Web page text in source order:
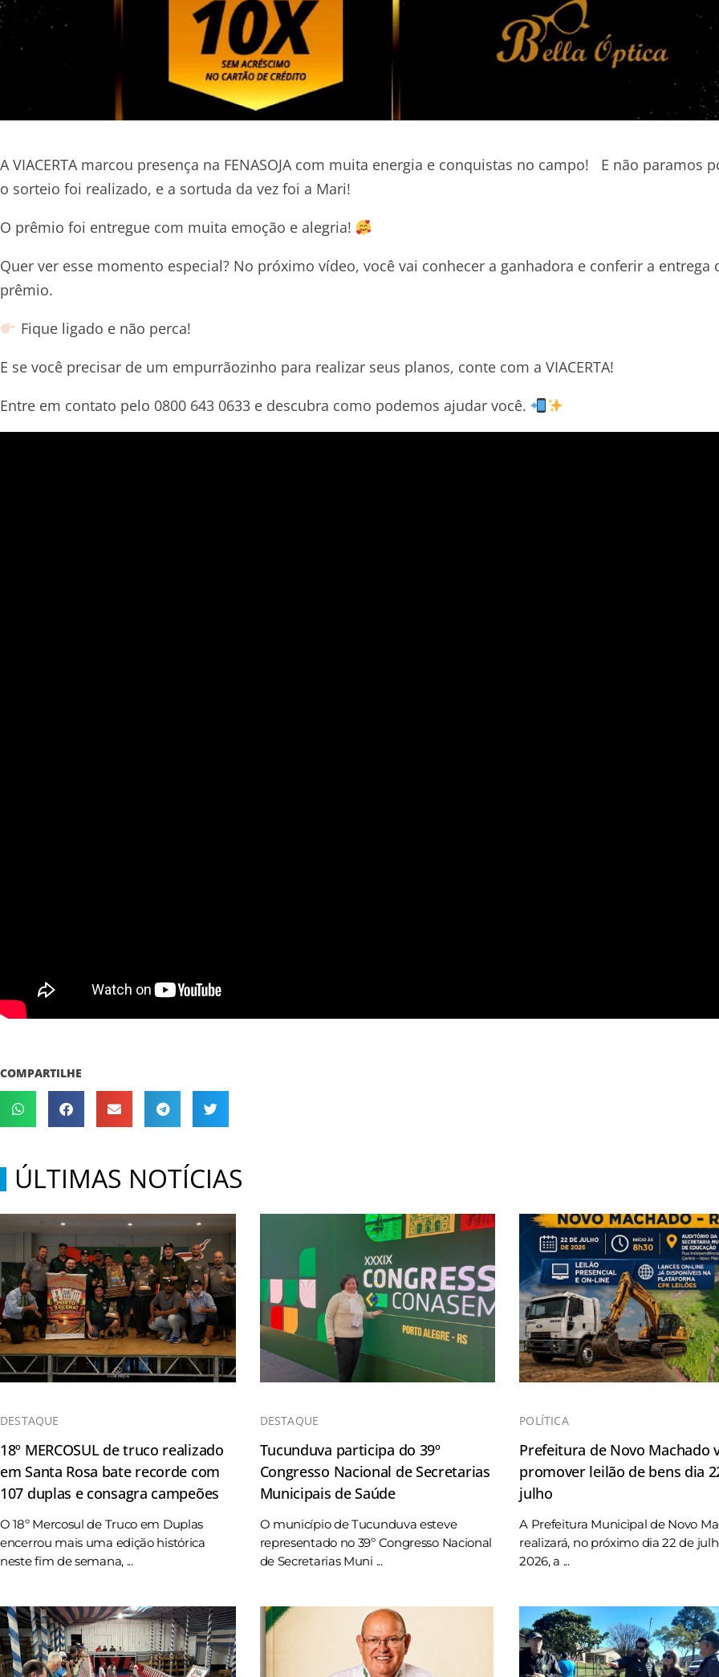
A VIACERTA marcou presença na FENASOJA com muita energia e conquistas no campo! E não paramos
o sorteio foi realizado, e a sortuda da vez foi a Mari!
O prêmio foi entregue com muita emoção e alegria!
Quer ver esse momento especial? No próximo vídeo, você vai conhecer a ganhadora e conferir a entrega
prêmio.
Fique ligado e não perca!
E se você precisar de um empurrãozinho para realizar seus planos, conte com a VIACERTA!
Entre em contato pelo 0800 643 0633 e descubra como podemos ajudar você.
COMPARTILHE
ÚLTIMAS NOTÍCIAS
DESTAQUE
18º MERCOSUL de truco realizado
em Santa Rosa bate recorde com
107 duplas e consagra campeões
O 18º Mercosul de Truco em Duplas
encerrou mais uma edição histórica
neste fim de semana, ...
DESTAQUE
Tucunduva participa do 39º
Congresso Nacional de Secretarias
Municipais de Saúde
O município de Tucunduva esteve
representado no 39º Congresso Nacional
de Secretarias Muni ...
POLÍTICA
Prefeitura de Novo Machado
promover leilão de bens dia
julho
A Prefeitura Municipal de Novo
realizará, no próximo dia 22 de
2026, a ...